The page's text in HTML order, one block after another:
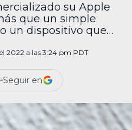
su Apple
que un simple
un dispositivo que
más, pues una
TV (vía (CBS
de Kim Durkee, […]
2022 a las 3:24 pm PDT
Seguir en